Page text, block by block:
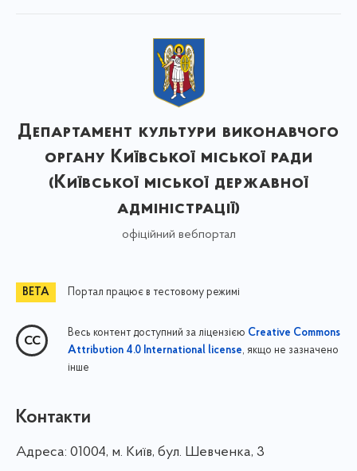
Департамент культури виконавчого
органу Київської міської ради
(Київської міської державної
адміністрації)
офіційний вебпортал
Портал працює в тестовому режимі
Весь контент доступний за ліцензією Creative Commons
Attribution 4.0 International license, якщо не зазначено
інше
Контакти
Адреса: 01004, м. Київ, бул. Шевченка, 3